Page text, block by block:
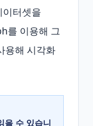
터셋을
를 이용해 그
용해 시각화
을 수 있습니